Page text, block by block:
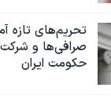
تحریم‌های تازه
صرافی‌ها و
حکومت ایران